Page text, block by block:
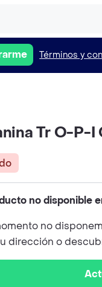
Términos y
Tr O-P-I
no disponible
no
dirección o